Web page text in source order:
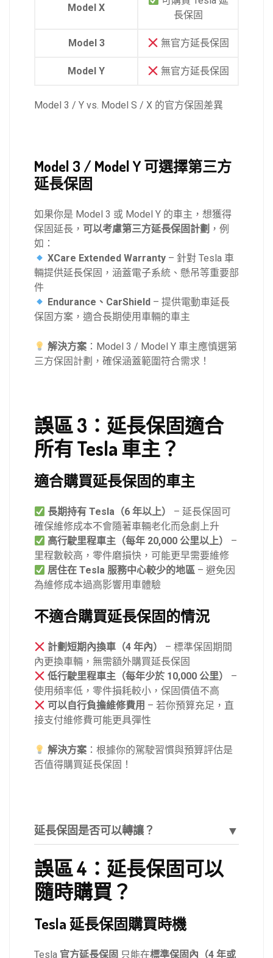
Model X
長保固
Model 3 無官方延長保固
Model Y 無官方延長保固
Model 3 / Y vs. Model S / X 的官方保固差異
Model 3 / Model Y 可選擇第三方
延長保固
如果你是 Model 3 或 Model Y 的車主，想獲得
保固延長， 可以考慮第三方延長保固計劃 ，例
如：
XCare Extended Warranty – 針對 Tesla 車
輛提供延長保固，涵蓋電子系統、懸吊等重要部
件
Endurance、CarShield – 提供電動車延長
保固方案，適合長期使用車輛的車主
解決方案 ：Model 3 / Model Y 車主應慎選第
三方保固計劃，確保涵蓋範圍符合需求！
誤區 3：延長保固適合
所有 Tesla 車主？
適合購買延長保固的車主
長期持有 Tesla（6 年以上）
– 延長保固可
確保維修成本不會隨著車輛老化而急劇上升
高行駛里程車主（每年 20,000 公里以上）
–
里程數較高，零件磨損快，可能更早需要維修
居住在 Tesla 服務中心較少的地區 – 避免因
為維修成本過高影響用車體驗
不適合購買延長保固的情況
計劃短期內換車（4 年內）
– 標準保固期間
內更換車輛，無需額外購買延長保固
低行駛里程車主（每年少於 10,000 公里）
–
使用頻率低，零件損耗較小，保固價值不高
可以自行負擔維修費用 – 若你預算充足，直
接支付維修費可能更具彈性
解決方案 ：根據你的駕駛習慣與預算評估是
否值得購買延長保固！
延長保固是否可以轉讓？ ▼
誤區 4：延長保固可以
隨時購買？
Tesla 延長保固購買時機
Tesla 官方延長保固 只能在標準保固內（4 年或